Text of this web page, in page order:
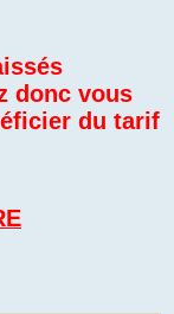
donc vous
du tarif